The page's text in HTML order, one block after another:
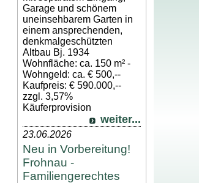
Garage und schönem
uneinsehbarem Garten in
einem ansprechenden,
denkmalgeschützten
Altbau Bj. 1934
Wohnfläche: ca. 150 m² -
Wohngeld: ca. € 500,--
Kaufpreis: € 590.000,--
zzgl. 3,57%
Käuferprovision
weiter...
23.06.2026
Neu in Vorbereitung!
Frohnau -
Familiengerechtes